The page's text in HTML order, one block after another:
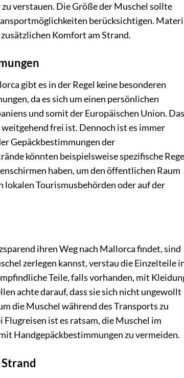
verstauen. Die Größe der Muschel sollte
berücksichtigen.
Komfort am Strand.
gibt es in der Regel keine besonderen
da es sich um einen persönlichen
und somit der Europäischen Union. Das
frei ist. Dennoch ist es immer
Gepäckbestimmungen der
könnten beispielsweise spezifische
haben, um den öffentlichen Raum
Tourismusbehörden oder auf der
ihren Weg nach Mallorca findet, sind
zerlegen kannst, verstau die Einzelteile
Teile, falls vorhanden, mit
achte darauf, dass sie sich nicht ungewollt
die Muschel während des Transports zu
ist es ratsam, die Muschel im
Handgepäckbestimmungen zu vermeiden.